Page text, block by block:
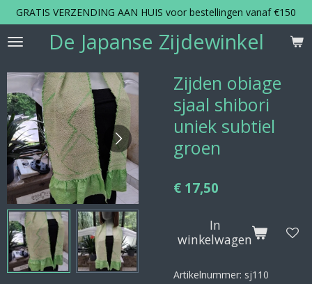
Ga
direct
naar
hoofdinhoud
De Japanse Zijdewinkel
GRATIS VERZENDING AAN HUIS voor bestellingen vanaf €150
Zijden obiage
sjaal shibori
uniek subtiel
groen
€ 17,50
In
winkelwagen
Artikelnummer: sj110